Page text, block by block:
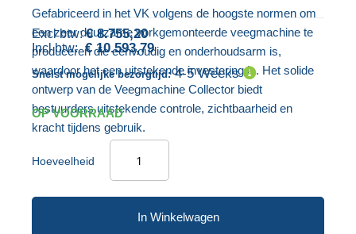
Gefabriceerd in het VK volgens de hoogste normen om
een zeer duurzame vorkgemonteerde veegmachine te
produceren die eenvoudig en onderhoudsarm is,
waardoor het een uitstekende investering is. Het solide
ontwerp van de Veegmachine Collector biedt
bestuurders uitstekende controle, zichtbaarheid en
kracht tijdens gebruik.
€ 8.755,20
€ 10.593,79
Snelst mogelijke bezorgtijd: 4-5 Weeks
OP VOORRAAD
Hoeveelheid
In Winkelwagen